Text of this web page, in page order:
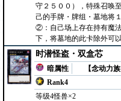
守２５００），特殊召唤
己的手牌・牌组・墓地将
②：自己场上存在持有魔
下，将墓地的此卡除外可
时潜怪盗・双盒芯
暗属性
【念动力
Rank4
等级4怪兽×2